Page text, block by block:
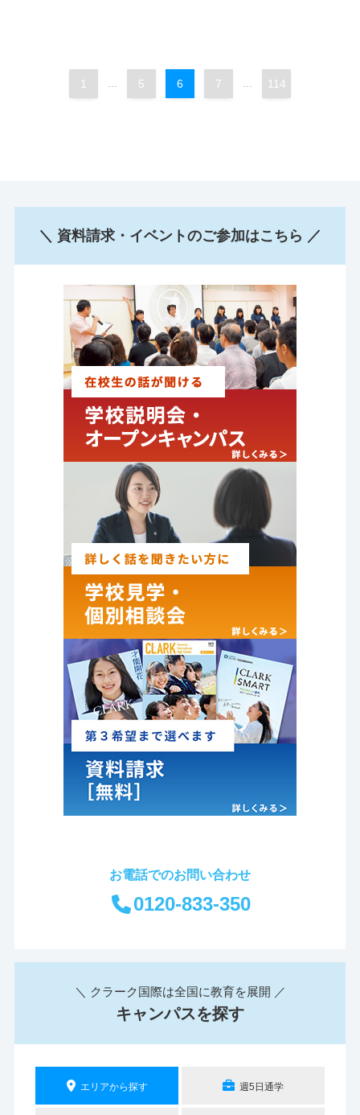
1 ... 5 6 7 ... 114
＼ 資料請求・イベントのご参加はこちら ／
お電話でのお問い合わせ
0120-833-350
＼ クラーク国際は全国に教育を展開 ／
キャンパスを探す
エリアから探す 週5日通学